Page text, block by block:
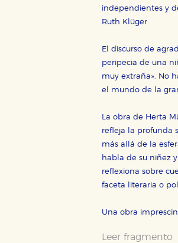
independientes y
Ruth Klüger
El discurso de
peripecia de una
muy extraña». No
el mundo de la
La obra de Herta
refleja la profunda
más allá de la
habla de su niñez
reflexiona sobre
faceta literaria o
Una obra
Leer fragmento